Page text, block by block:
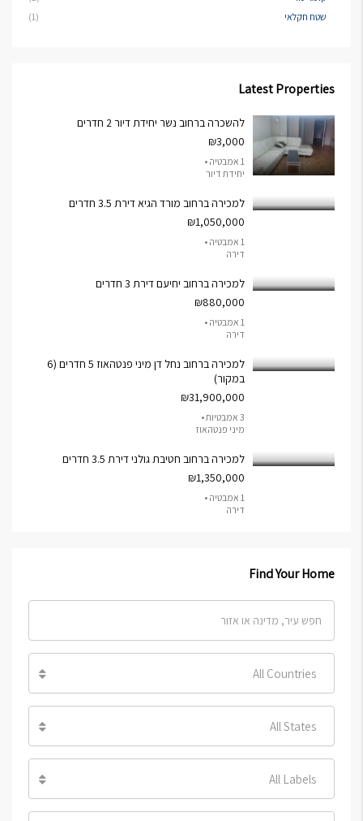
שטח חקלאי
(1)
Latest Properties
להשכרה ברחוב נשר יחידת דיור 2 חדרים
₪3,000
1 אמבטיה •
יחידת דיור
למכירה ברחוב מורד הגיא דירת 3.5 חדרים
₪1,050,000
1 אמבטיה •
דירה
למכירה ברחוב יחיעם דירת 3 חדרים
₪880,000
1 אמבטיה •
דירה
למכירה ברחוב נחל דן מיני פנטהאוז 5 חדרים (6
במקור)
₪31,900,000
3 אמבטיות •
מיני פנטהאוז
למכירה ברחוב חטיבת גולני דירת 3.5 חדרים
₪1,350,000
1 אמבטיה •
דירה
Find Your Home
All Countries
All States
All Labels